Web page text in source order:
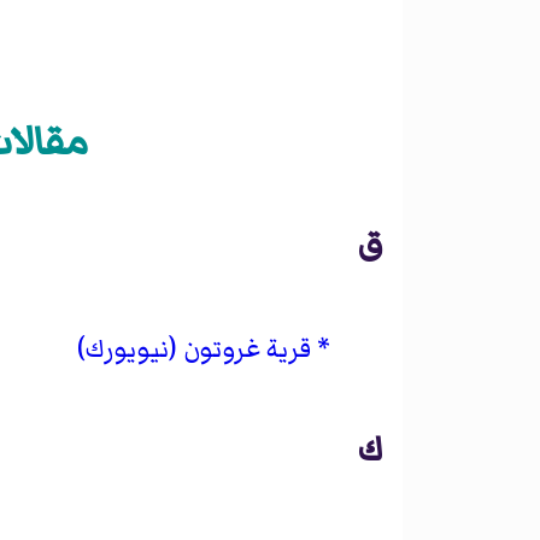
مقالات
ق
قرية غروتون (نيويورك)
ك